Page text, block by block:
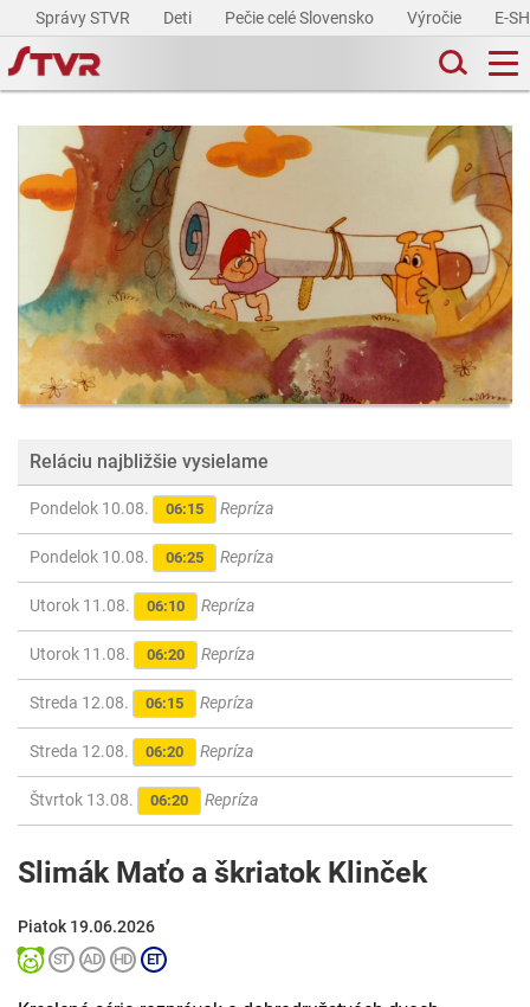
Správy STVR Deti Pečie celé Slovensko Výročie E-
Reláciu najbližšie vysielame
Pondelok 10.08. 06:15 Repríza
Pondelok 10.08. 06:25 Repríza
Utorok 11.08. 06:10 Repríza
Utorok 11.08. 06:20 Repríza
Streda 12.08. 06:15 Repríza
Streda 12.08. 06:20 Repríza
Štvrtok 13.08. 06:20 Repríza
Slimák Maťo a škriatok Klinček
Piatok 19.06.2026